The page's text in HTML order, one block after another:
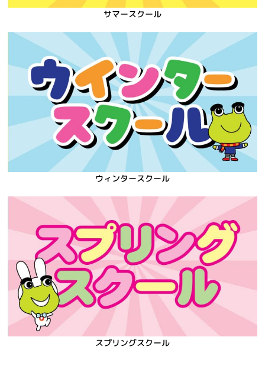
サマースクール
ウィンタースクール
スプリングスクール